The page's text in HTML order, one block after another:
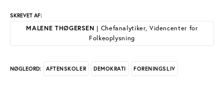
SKREVET AF:
MALENE THØGERSEN | Chefanalytiker, Videncenter for
Folkeoplysning
NØGLEORD: AFTENSKOLER DEMOKRATI FORENINGSLIV